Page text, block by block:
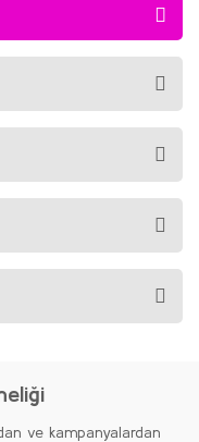
ve kampanyalardan